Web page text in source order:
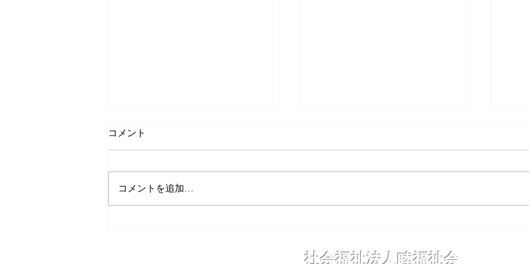
コド
コメント
コメントを追加…
社会福祉法人睦福祉会